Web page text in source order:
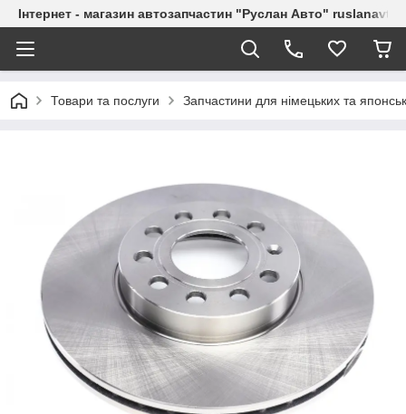
Інтернет - магазин автозапчастин "Руслан Авто"
Товари та послуги Запчастини для німецьких та